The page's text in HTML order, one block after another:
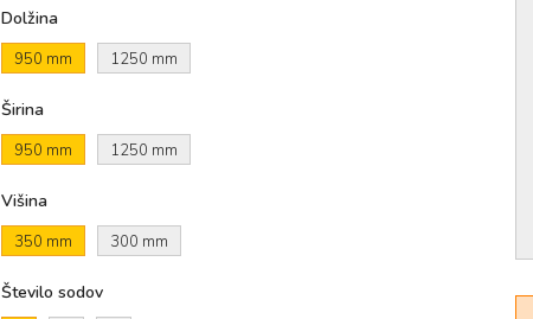
Dolžina
950 mm 1250 mm
Širina
950 mm 1250 mm
Višina
350 mm 300 mm
Število sodov